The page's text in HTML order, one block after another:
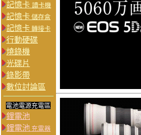
記憶卡 讀卡機
記憶卡 儲存盒
記憶卡 轉接卡
行動硬碟
燒錄機
光碟片
錄影帶
數位討論區
電池電源充電區
鋰電池
鋰電池 充電器